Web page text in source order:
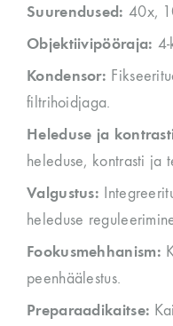
Suurendused: 40x,
Objektiivipööraja:
Kondensor:
filtrihoidjaga.
Heleduse ja
heleduse, kontrasti ja
Valgustus:
heleduse
Fookusmehhanism:
peenhäälestus.
Preparaadikaitse: